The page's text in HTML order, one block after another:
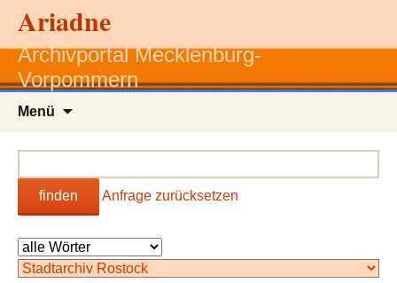
Ariadne
Archivportal Mecklenburg-
Vorpommern
Menü
finden Anfrage zurücksetzen